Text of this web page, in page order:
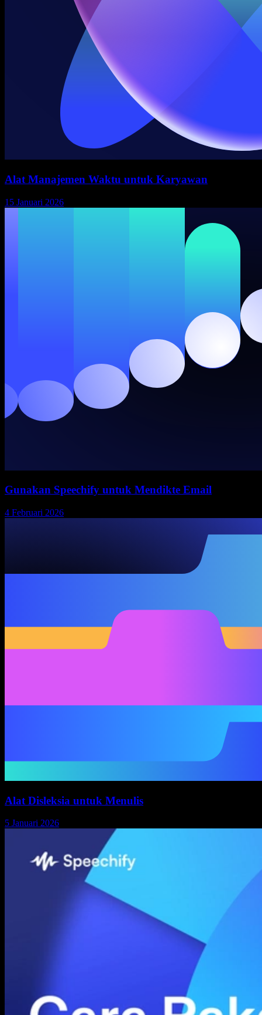
Alat Manajemen Waktu untuk Karyawan
15 Januari 2026
Gunakan Speechify untuk Mendikte Email
4 Februari 2026
Alat Disleksia untuk Menulis
5 Januari 2026